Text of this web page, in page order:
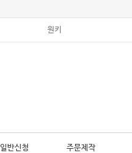
원키
일반신청 주문제작